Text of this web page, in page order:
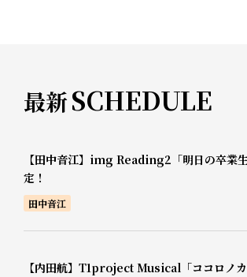
最新SCHEDULE
【田中音江】img Reading2「明日の卒業
定！
田中音江
【内田航】T1project Musical「ココロノカ